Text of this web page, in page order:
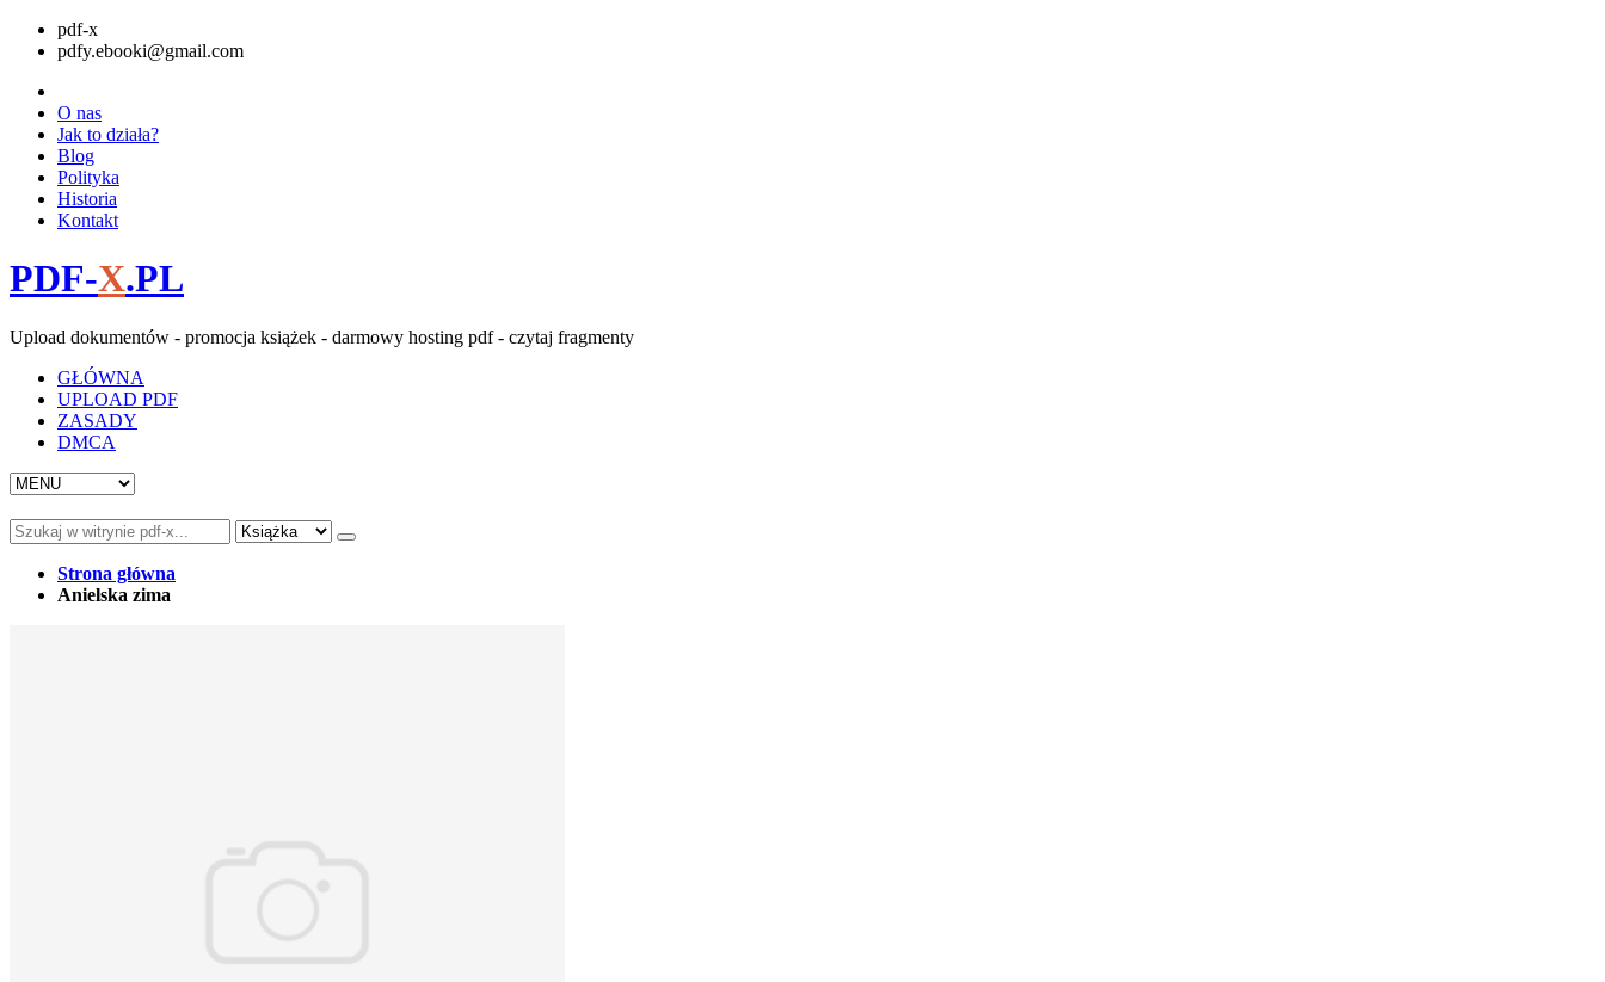
pdf-x
pdfy.ebooki@gmail.com
O nas
Jak to działa?
Blog
Polityka
Historia
Kontakt
PDF-X.PL
Upload dokumentów - promocja książek - darmowy hosting pdf - czytaj fragmenty
GŁÓWNA
UPLOAD PDF
ZASADY
DMCA
Strona główna
Anielska zima